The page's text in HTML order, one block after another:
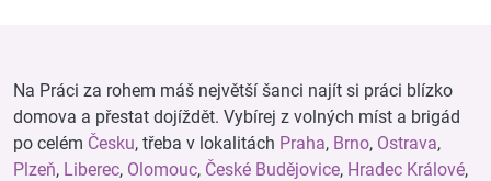
Na Práci za rohem máš největší šanci najít si práci blízko
domova a přestat dojíždět. Vybírej z volných míst a brigád
po celém Česku, třeba v lokalitách Praha, Brno, Ostrava,
Plzeň, Liberec, Olomouc, České Budějovice, Hradec Králové,